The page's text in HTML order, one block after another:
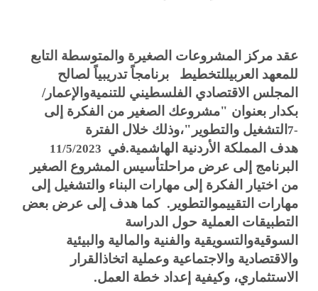
عقد مركز المشروعات الصغيرة والمتوسطة التابع
للمعهد العربيللتخطيط برنامجاً تدريبياً لصالح
المجلس الاقتصادي الفلسطيني للتنميةوالإعمار/
بكدار بعنوان "مشروعك الصغير من الفكرة إلى
التشغيل والتطوير"،وذلك خلال الفترة 7-
11/5/2023 فيالمملكة الأردنية الهاشمية. هدف
البرنامج إلى عرض مراحلتأسيس المشروع الصغير
من اختيار الفكرة إلى مهارات البناء والتشغيل إلى
مهارات التقييموالتطوير. كما هدف إلى عرض بعض
التطبيقات العملية حول الدراسة
السوقيةوالتسويقية والفنية والمالية والبيئية
والاقتصادية والاجتماعية وعملية اتخاذالقرار
الاستثماري، وكيفية إعداد خطة العمل.